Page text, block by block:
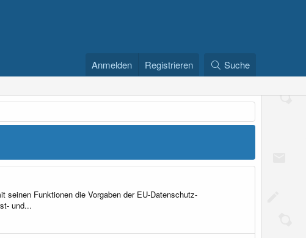
Anmelden Registrieren Suche
Funktionen die Vorgaben der EU-Datenschutz-
und...